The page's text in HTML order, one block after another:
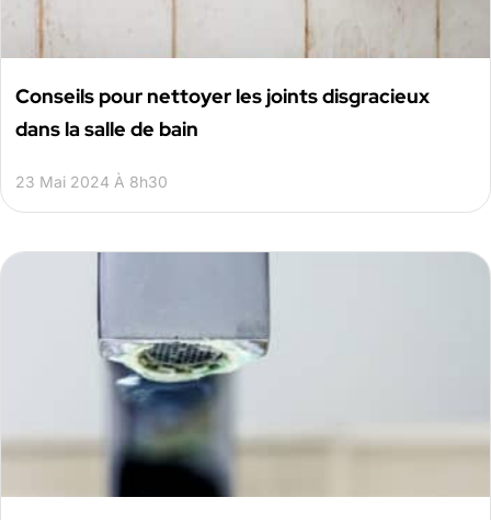
Conseils pour nettoyer les joints disgracieux
dans la salle de bain
23 Mai 2024 À 8h30